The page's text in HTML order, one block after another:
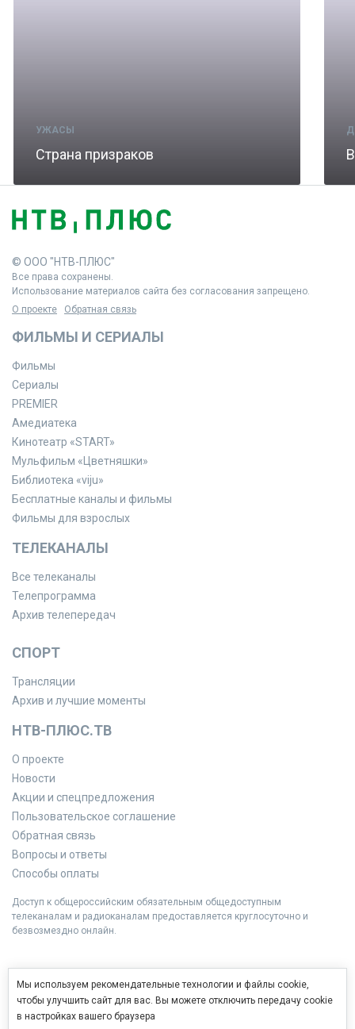
УЖАСЫ
Страна призраков
© ООО "НТВ-ПЛЮС"
Все права сохранены.
Использование материалов сайта без согласования запрещено.
О проекте
Обратная связь
ФИЛЬМЫ И СЕРИАЛЫ
Фильмы
Сериалы
PREMIER
Амедиатека
Кинотеатр «START»
Мульфильм «Цветняшки»
Библиотека «viju»
Бесплатные каналы и фильмы
Фильмы для взрослых
ТЕЛЕКАНАЛЫ
Все телеканалы
Телепрограмма
Архив телепередач
СПОРТ
Трансляции
Архив и лучшие моменты
НТВ-ПЛЮС.ТВ
О проекте
Новости
Акции и спецпредложения
Пользовательское соглашение
Обратная связь
Вопросы и ответы
Способы оплаты
Доступ к общероссийским обязательным общедоступным
телеканалам и радиоканалам предоставляется круглосуточно и
безвозмездно онлайн.
Мы используем рекомендательные технологии и файлы cookie,
чтобы улучшить сайт для вас. Вы можете отключить передачу cookie
в настройках вашего браузера